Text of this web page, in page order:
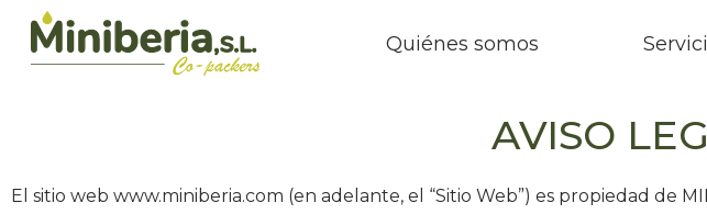
Quiénes somos
AVISO
El sitio web www.miniberia.com (en adelante, el “Sitio Web”) es propiedad de